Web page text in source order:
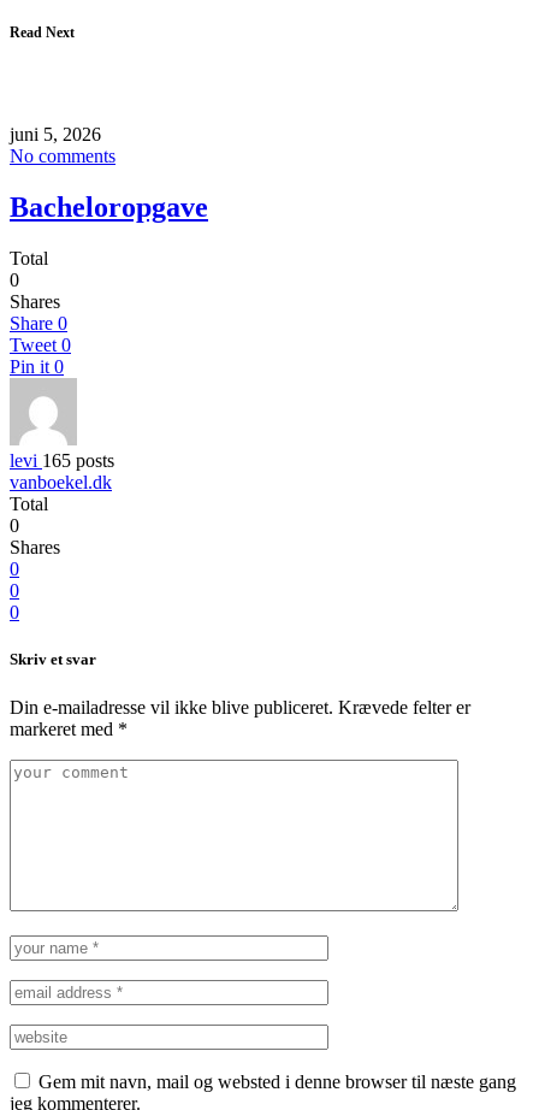
Read Next
juni 5, 2026
No comments
Bacheloropgave
Total
0
Shares
Share 0
Tweet 0
Pin it 0
levi 165 posts
vanboekel.dk
Total
0
Shares
0
0
0
Skriv et svar
Din e-mailadresse vil ikke blive publiceret. Krævede felter er
markeret med *
Gem mit navn, mail og websted i denne browser til næste gang
jeg kommenterer.